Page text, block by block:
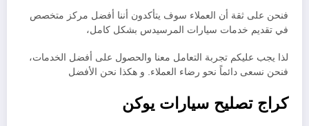
فنحن على ثقة أن العملاء سوف يتأكدون أننا أفضل مركز متخصص
في تقديم خدمات سيارات المرسيدس بشكل كامل،
لذا يجب عليكم تجربة التعامل معنا والحصول على أفضل الخدمات،
فنحن نسعى دائماً نحو رضاء العملاء. و هكذا نحن الأفضل
كراج تصليح سيارات يوكن